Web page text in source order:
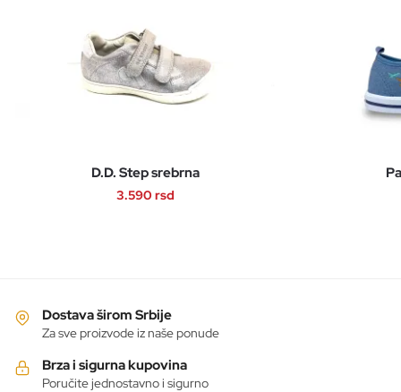
D.D. Step srebrna
3.590 rsd
varijanti.
Opcije
biti
Dostava širom Srbije
Za sve proizvode iz naše ponude
Brza i sigurna kupovina
Poručite jednostavno i sigurno